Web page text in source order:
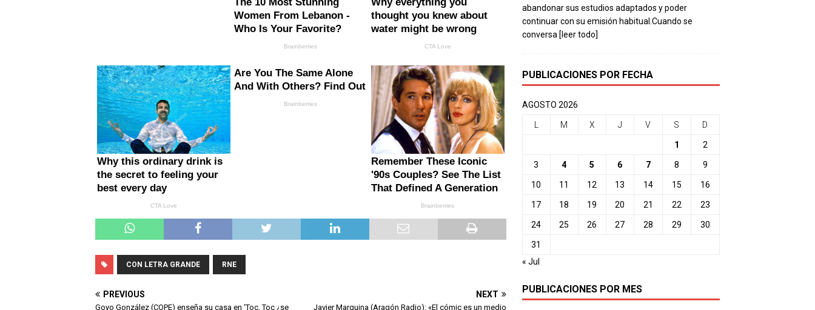
CON LETRA GRANDE RNE
PREVIOUS
Goyo González (COPE) enseña su casa en ‘Toc, Toc ¿se
NEXT
Javier Marquina (Aragón Radio): «El cómic es un medio
abandonar sus estudios adaptados y poder
continuar con su emisión habitual.Cuando se
conversa [leer todo]
PUBLICACIONES POR FECHA
AGOSTO 2026
L M X J V S D
1 2
3 4 5 6 7 8 9
10 11 12 13 14 15 16
17 18 19 20 21 22 23
24 25 26 27 28 29 30
31
« Jul
PUBLICACIONES POR MES